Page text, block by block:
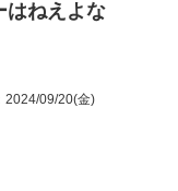
はねえよな
2024/09/20(金)